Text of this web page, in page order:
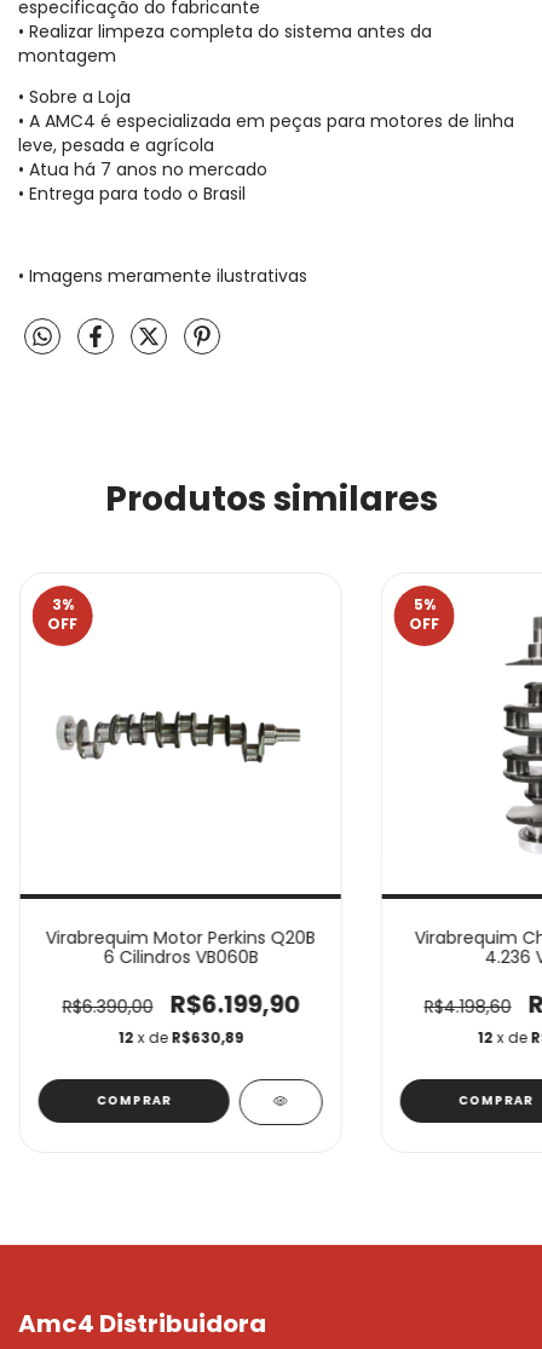
especificação do fabricante
• Realizar limpeza completa do sistema antes da
montagem
• Sobre a Loja
• A AMC4 é especializada em peças para motores de linha
leve, pesada e agrícola
• Atua há 7 anos no mercado
• Entrega para todo o Brasil
• Imagens meramente ilustrativas
Produtos similares
3%
OFF
Virabrequim Motor Perkins Q20B
6 Cilindros VB060B
R$6.390,00 R$6.199,90
12x deR$630,89
5%
OFF
Virabrequim
4.236
R$4.198,60
12 x de
Amc4 Distribuidora